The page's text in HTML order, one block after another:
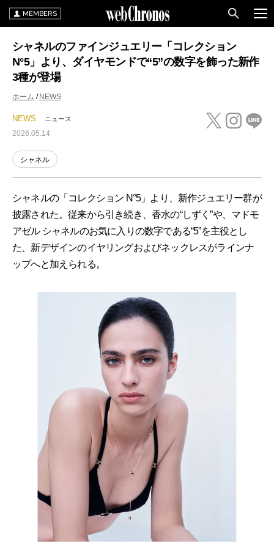
MEMBERS
シャネルのファインジュエリー「コレクション
N°5」より、ダイヤモンドで“5”の数字を飾った新作
3種が登場
ホーム NEWS
NEWS ニュース
2026.05.14
シャネル
シャネルの「コレクション N°5」より、新作ジュエリー群が
披露された。従来から引き続き、香水の“しずく”や、マドモ
アゼル シャネルのお気に入りの数字である“5”を主役とし
た、新デザインのイヤリングおよびネックレスがラインナ
ップへと加えられる。